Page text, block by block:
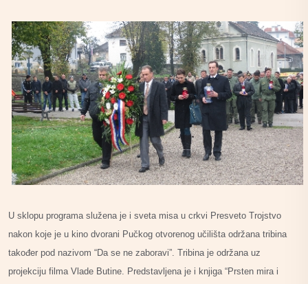
U sklopu programa služena je i sveta misa u crkvi Presveto Trojstvo
nakon koje je u kino dvorani Pučkog otvorenog učilišta održana tribina
također pod nazivom “Da se ne zaboravi”. Tribina je održana uz
projekciju filma Vlade Butine. Predstavljena je i knjiga “Prsten mira i